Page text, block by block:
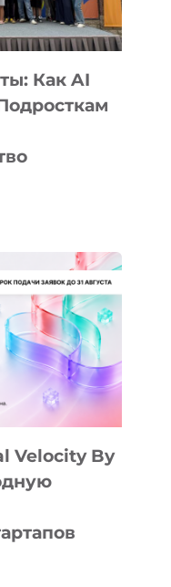
Как AI
Velocity By